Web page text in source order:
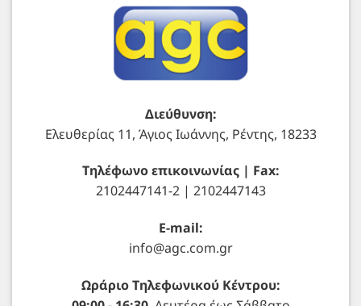
Διεύθυνση:
Ελευθερίας 11, Άγιος Ιωάννης, Ρέντης, 18233
Τηλέφωνο επικοινωνίας | Fax:
2102447141-2 | 2102447143
E-mail:
info@agc.com.gr
Ωράριο Τηλεφωνικού Κέντρου: